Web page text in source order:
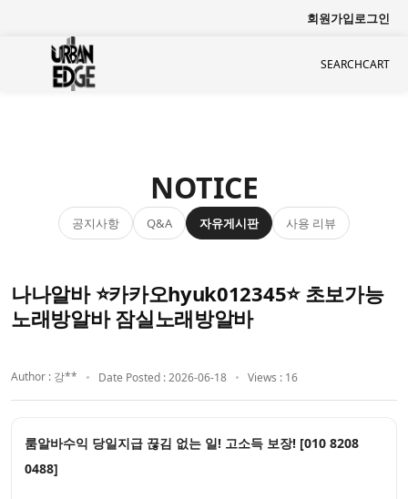
회원가입로그인
SEARCHCART
NOTICE
공지사항 Q&A 자유게시판 사용 리뷰
나나알바 ⭐카카오hyuk012345⭐ 초보가능
노래방알바 잠실노래방알바
Author : 강** Date Posted : 2026-06-18 Views : 16
룸알바수익 당일지급 끊김 없는 일! 고소득 보장! [010 8208
0488]